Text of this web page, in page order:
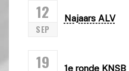
12
SEP
Najaars ALV
19 1e ronde KNSB